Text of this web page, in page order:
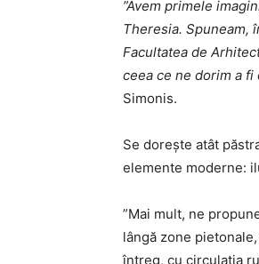
”Avem primele
Theresia. Spuneam,
Facultatea de
ceea ce ne dorim a fi
Simonis.
Se dorește atât
elemente moderne:
”Mai mult, ne
lângă zone
întreg, cu circulația